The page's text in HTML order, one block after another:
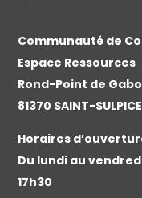
Communauté de
Espace Ressources
Rond-Point de
81370 SAINT-
Horaires
Du lundi au
17h30